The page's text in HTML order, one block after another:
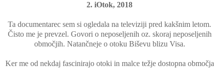
2. iOtok, 2018
Ta documentarec sem si ogledala na televiziji pred kakšnim letom.
Čisto me je prevzel. Govori o neposeljenih oz. skoraj neposeljenih
območjih. Natančneje o otoku Biševu blizu Visa.
Ker me od nekdaj fascinirajo otoki in malce težje dostopna območja